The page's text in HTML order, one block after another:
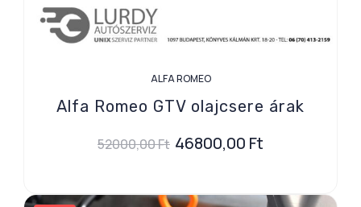
ALFA ROMEO
Alfa Romeo GTV olajcsere árak
52000,00Ft 46800,00 Ft